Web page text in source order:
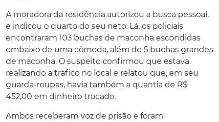
A moradora da residência autorizou a busca pessoal,
e indicou o quarto do seu neto. Lá, os policiais
encontraram 103 buchas de maconha escondidas
embaixo de uma cômoda, além de 5 buchas grandes
de maconha. O suspeito confirmou que estava
realizando a tráfico no local e relatou que, em seu
guarda-roupas, havia também a quantia de R$
452,00 em dinheiro trocado.
Ambos receberam voz de prisão e foram